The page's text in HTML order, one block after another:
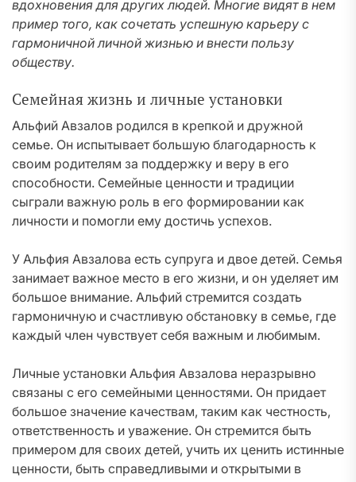
вдохновения для других людей. Многие видят в нем
пример того, как сочетать успешную карьеру с
гармоничной личной жизнью и внести пользу
обществу.
Семейная жизнь и личные установки
Альфий Авзалов родился в крепкой и дружной
семье. Он испытывает большую благодарность к
своим родителям за поддержку и веру в его
способности. Семейные ценности и традиции
сыграли важную роль в его формировании как
личности и помогли ему достичь успехов.
У Альфия Авзалова есть супруга и двое детей. Семья
занимает важное место в его жизни, и он уделяет им
большое внимание. Альфий стремится создать
гармоничную и счастливую обстановку в семье, где
каждый член чувствует себя важным и любимым.
Личные установки Альфия Авзалова неразрывно
связаны с его семейными ценностями. Он придает
большое значение качествам, таким как честность,
ответственность и уважение. Он стремится быть
примером для своих детей, учить их ценить истинные
ценности, быть справедливыми и открытыми в